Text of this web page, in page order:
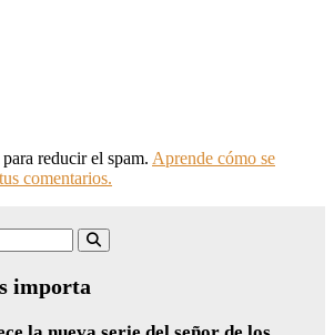
reducir el spam. Aprende cómo se
comentarios.
importa